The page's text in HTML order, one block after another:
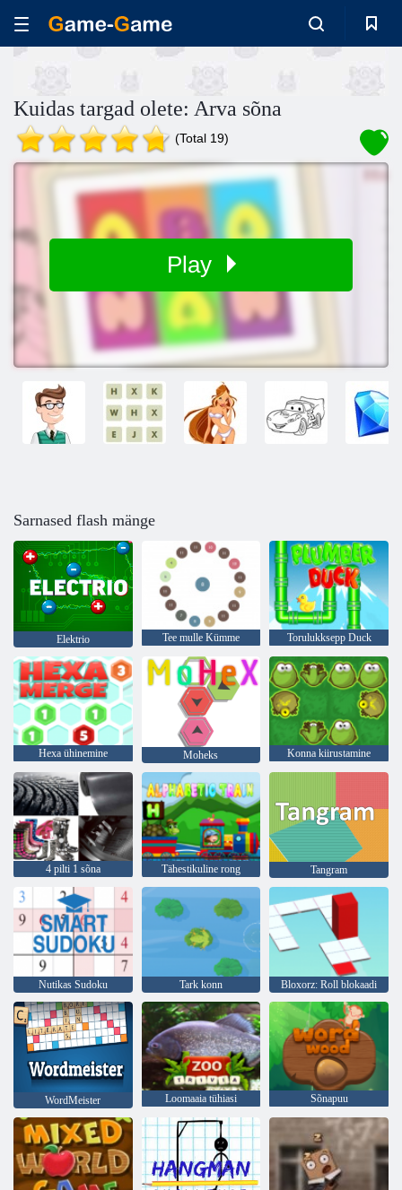
Kuidas targad olete: Arva sõna
(Total 19)
Play
Sarnased flash mänge
Elektrio Tee mulle Kümme Torulukksepp Duck
Hexa ühinemine Moheks Konna kiirustamine
4 pilti 1 sõna Tähestikuline rong Tangram
Nutikas Sudoku Tark konn Bloxorz: Roll blokaadi
WordMeister Loomaaia tühiasi Sõnapuu